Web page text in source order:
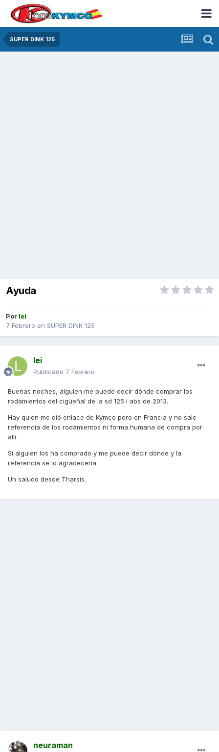
SUPER DINK 125
Ayuda
Por lei
7 Febrero en SUPER DINK 125
lei
Publicado 7 Febrero
Buenas noches, alguien me puede decir dónde comprar los
rodamientos del cigüeñal de la sd 125 i abs de 2013.
Hay quien me dió enlace de Kymco pero en Francia y no sale
referencia de los rodamientos ni forma humana de compra por
allí.
Si alguien los ha comprado y me puede decir dónde y la
referencia se lo agradecería.
Un saludo desde Tharsis.
neuraman